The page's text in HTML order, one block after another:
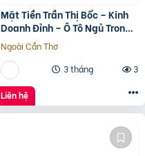
Mặt Tiền Trần Thị Bốc – Kinh
Doanh Đỉnh – Ô Tô Ngủ Trong
Nhà
Ngoài Cần Thơ
3 tháng
3
Liên hệ